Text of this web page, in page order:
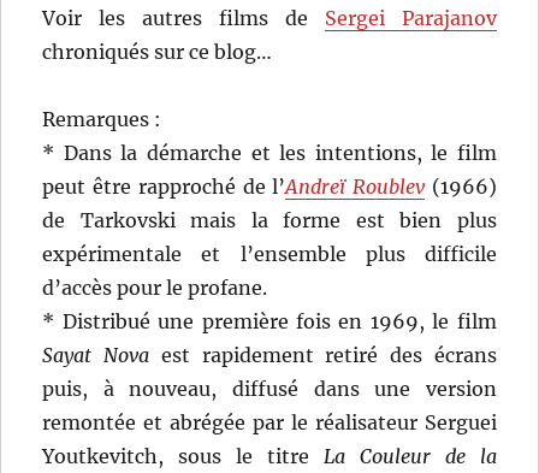
Voir les autres films de Sergei Parajanov
chroniqués sur ce blog…
Remarques :
* Dans la démarche et les intentions, le film
peut être rapproché de l’Andreï Roublev(1966)
de Tarkovski mais la forme est bien plus
expérimentale et l’ensemble plus difficile
d’accès pour le profane.
* Distribué une première fois en 1969, le film
Sayat Nova est rapidement retiré des écrans
puis, à nouveau, diffusé dans une version
remontée et abrégée par le réalisateur Serguei
Youtkevitch, sous le titre La Couleur de la